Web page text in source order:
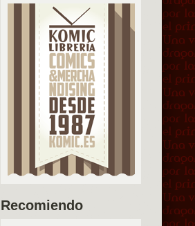
Recomiendo